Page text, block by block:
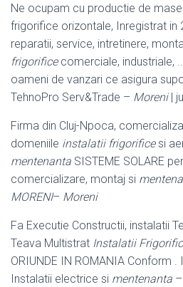
Ne ocupam cu productie de
frigorifice orizontale, Inregistrat in
reparatii, service, intretinere,
frigorificecomerciale, industriale,
oameni de vanzari ce asigura
TehnoPro Serv&Trade – Moreni|
Firma din Cluj-Npoca,
domeniile instalatii frigorificesi
mentenanta SISTEME SOLARE
comercializare, montaj si
MORENI– Moreni
Fa Executie Constructii, instalatii
Teava Multistrat Instalatii
ORIUNDE IN ROMANIA Conform
Instalatii electrice si mentenanta